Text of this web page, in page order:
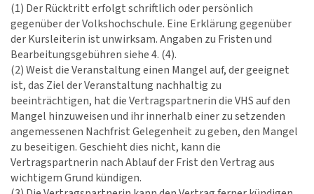
(1) Der Rücktritt erfolgt schriftlich oder persönlich
gegenüber der Volkshochschule. Eine Erklärung gegenüber
der Kursleiterin ist unwirksam. Angaben zu Fristen und
Bearbeitungsgebühren siehe 4. (4).
(2) Weist die Veranstaltung einen Mangel auf, der geeignet
ist, das Ziel der Veranstaltung nachhaltig zu
beeinträchtigen, hat die Vertragspartnerin die VHS auf den
Mangel hinzuweisen und ihr innerhalb einer zu setzenden
angemessenen Nachfrist Gelegenheit zu geben, den Mangel
zu beseitigen. Geschieht dies nicht, kann die
Vertragspartnerin nach Ablauf der Frist den Vertrag aus
wichtigem Grund kündigen.